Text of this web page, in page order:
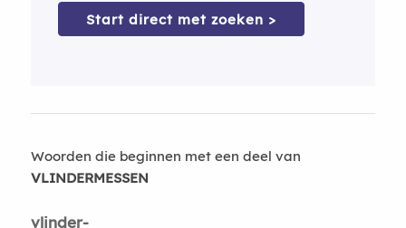
Start direct met zoeken >
Woorden die beginnen met een deel van
VLINDERMESSEN
vlinder-